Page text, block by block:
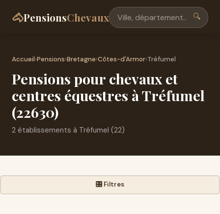
🐴PensionsChevaux 🔍
Accueil›Pensions›Bretagne›Côtes-d'Armor›Tréfumel
Pensions pour chevaux et
centres équestres à Tréfumel
(22630)
2 établissements à Tréfumel (22)
🎛️ Filtres